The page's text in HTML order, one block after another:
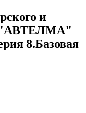
и
"АВТЕЛМА"
8.Базовая